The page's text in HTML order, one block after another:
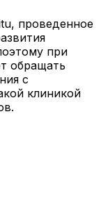
проведенное
при
обращать
с
клиникой